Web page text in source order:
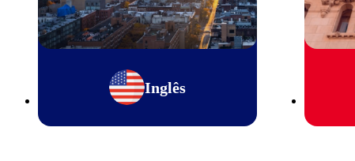
Inglês